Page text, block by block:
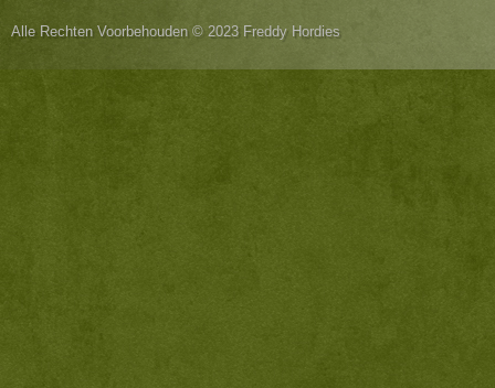
Alle Rechten Voorbehouden © 2023 Freddy Hordies